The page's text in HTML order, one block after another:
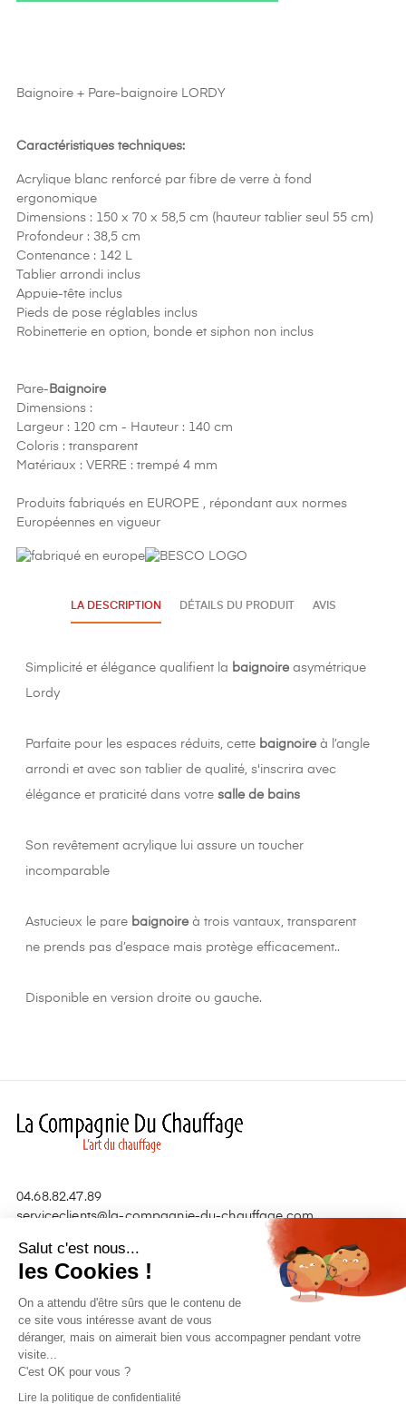
Baignoire + Pare-baignoire LORDY
Caractéristiques techniques:
Acrylique blanc renforcé par fibre de verre à fond
ergonomique
Dimensions : 150 x 70 x 58,5 cm (hauteur tablier seul 55 cm)
Profondeur : 38,5 cm
Contenance : 142 L
Tablier arrondi inclus
Appuie-tête inclus
Pieds de pose réglables inclus
Robinetterie en option, bonde et siphon non inclus
Pare- Baignoire
Dimensions :
Largeur : 120 cm - Hauteur : 140 cm
Coloris : transparent
Matériaux : VERRE : trempé 4 mm
Produits fabriqués en EUROPE , répondant aux normes
Européennes en vigueur
LA DESCRIPTION DÉTAILS DU PRODUIT AVIS
Simplicité et élégance qualifient la baignoireasymétrique
Lordy
Parfaite pour les espaces réduits, cette baignoireà l’angle
arrondi et avec son tablier de qualité, s'inscrira avec
élégance et praticité dans votre salle de bains
Son revêtement acrylique lui assure un toucher
incomparable
Astucieux le pare baignoireà trois vantaux, transparent
ne prends pas d’espace mais protège efficacement..
Disponible en version droite ou gauche.
04.68.82.47.89
serviceclients@la-compagnie-du-chauffage.com
Nos produits 
Liens utiles
Salut c'est nous...
les Cookies !
On a attendu d'être sûrs que le contenu de
ce site vous intéresse avant de vous
déranger, mais on aimerait bien vous accompagner pendant votre
visite...
C'est OK pour vous ?
Lire la politique de confidentialité